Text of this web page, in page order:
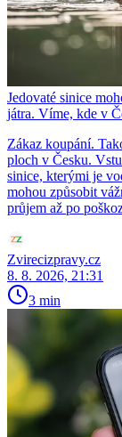
Jedovaté sinice
játra. Víme, kde v
Zákaz koupání.
ploch v Česku.
sinice, kterými je
mohou způsobit
průjem až po
Zvirecizpravy.cz
8. 8. 2026, 21:31
3 min